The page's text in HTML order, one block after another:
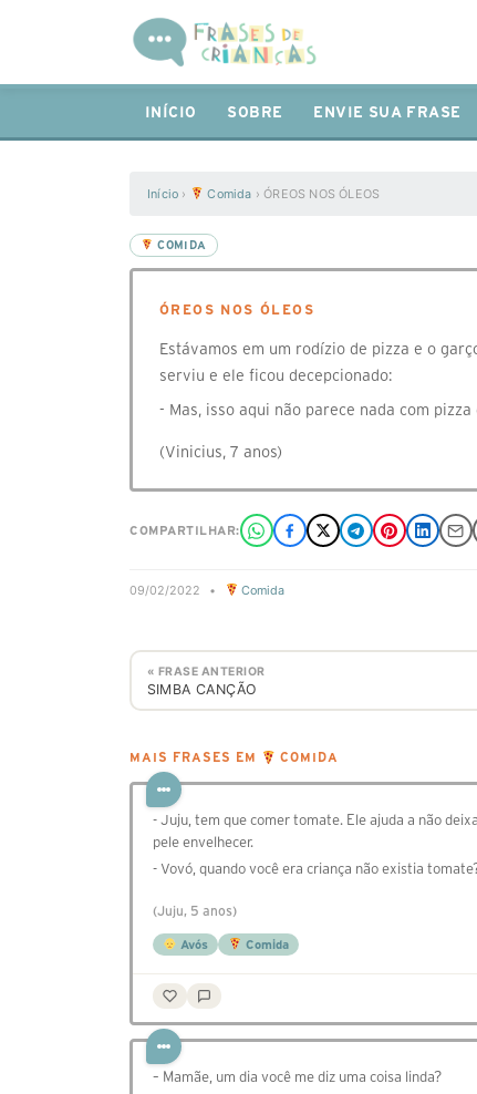
INÍCIO SOBRE ENVIE SUA FRASE
Início › Comida ›ÓREOS NOS ÓLEOS
COMIDA
ÓREOS NOS ÓLEOS
Estávamos em um rodízio de pizza e o
serviu e ele ficou decepcionado:
- Mas, isso aqui não parece nada com pizza
(Vinicius, 7 anos)
COMPARTILHAR:
09/02/2022 • Comida
« FRASE ANTERIOR
SIMBA CANÇÃO
MAIS FRASES EM COMIDA
- Juju, tem que comer tomate. Ele ajuda a não
pele envelhecer.
- Vovó, quando você era criança não existia
(Juju, 5 anos)
Avós Comida
– Mamãe, um dia você me diz uma coisa linda?